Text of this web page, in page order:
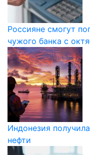
Россияне смогут
чужого банка с
Индонезия
нефти